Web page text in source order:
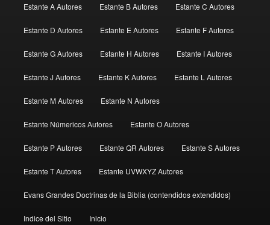
Estante A Autores Estante B Autores Estante C Autores
Estante D Autores Estante E Autores Estante F Autores
Estante G Autores Estante H Autores Estante I Autores
Estante J Autores Estante K Autores Estante L Autores
Estante M Autores Estante N Autores
Estante Númericos Autores Estante O Autores
Estante P Autores Estante QR Autores Estante S Autores
Estante T Autores Estante UVWXYZ Autores
Evans Grandes Doctrinas de la Biblia (contendidos extendidos)
Indice del Sitio Inicio